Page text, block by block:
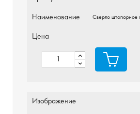
Наименование
Сверло штопорное
Цена
Изображение